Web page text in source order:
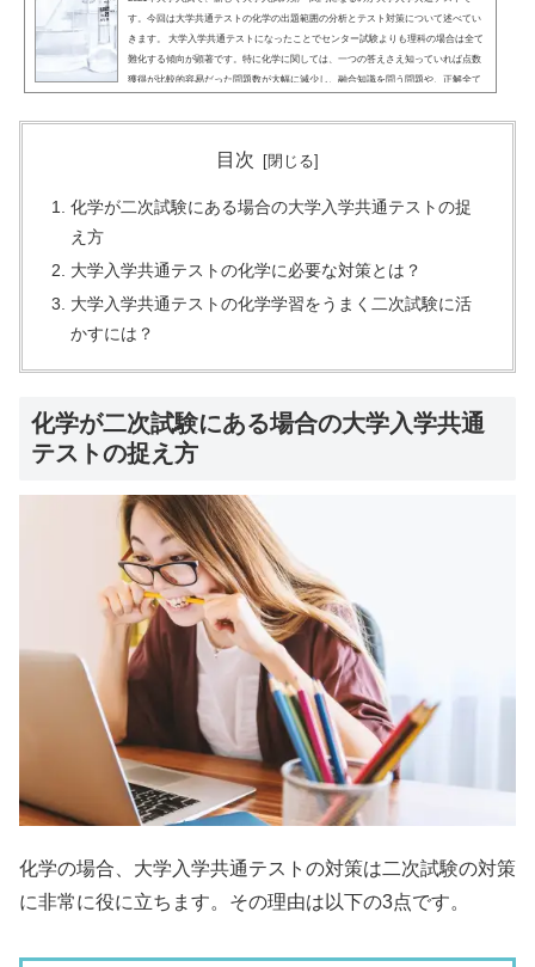
す。今回は大学共通テストの化学の出題範囲の分析とテスト対策について述べてい
きます。 大学入学共通テストになったことでセンター試験よりも理科の場合は全て
難化する傾向が顕著です。特に化学に関しては、一つの答えさえ知っていれば点数
獲得が比較的容易だった問題数が大幅に減少し、融合知識を問う問題や、正解全て
負担が増えると予想されます。 そんな中重要な...
目次
化学が二次試験にある場合の大学入学共通テストの捉
え方
大学入学共通テストの化学に必要な対策とは？
大学入学共通テストの化学学習をうまく二次試験に活
かすには？
化学が二次試験にある場合の大学入学共通
テストの捉え方
化学の場合、大学入学共通テストの対策は二次試験の対策
に非常に役に立ちます。その理由は以下の3点です。